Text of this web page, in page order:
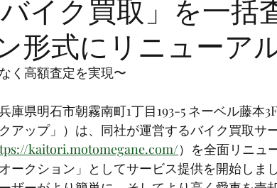
イク買取」を一括
形式にリニューア
く高額査定を実現〜
庫県明石市朝霧南町1丁目193-5 ネーベル藤本
アップ」）は、同社が運営するバイク買取サ
kaitori.motomegane.com/）を全面リニュ
ークション」としてサービス提供を開始しまし